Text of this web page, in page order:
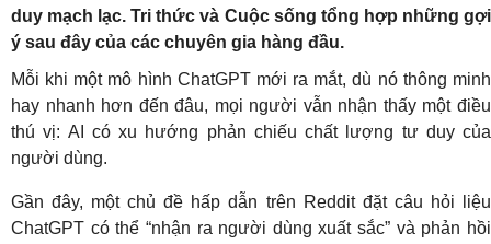
duy mạch lạc. Tri thức và Cuộc sống tổng hợp những gợi
ý sau đây của các chuyên gia hàng đầu.
Mỗi khi một mô hình ChatGPT mới ra mắt, dù nó thông minh
hay nhanh hơn đến đâu, mọi người vẫn nhận thấy một điều
thú vị: AI có xu hướng phản chiếu chất lượng tư duy của
người dùng.
Gần đây, một chủ đề hấp dẫn trên Reddit đặt câu hỏi liệu
ChatGPT có thể “nhận ra người dùng xuất sắc” và phản hồi